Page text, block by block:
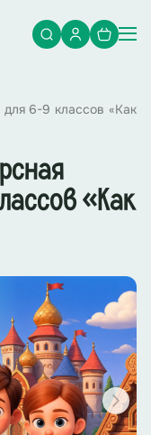
6-9 классов «Как
«Как